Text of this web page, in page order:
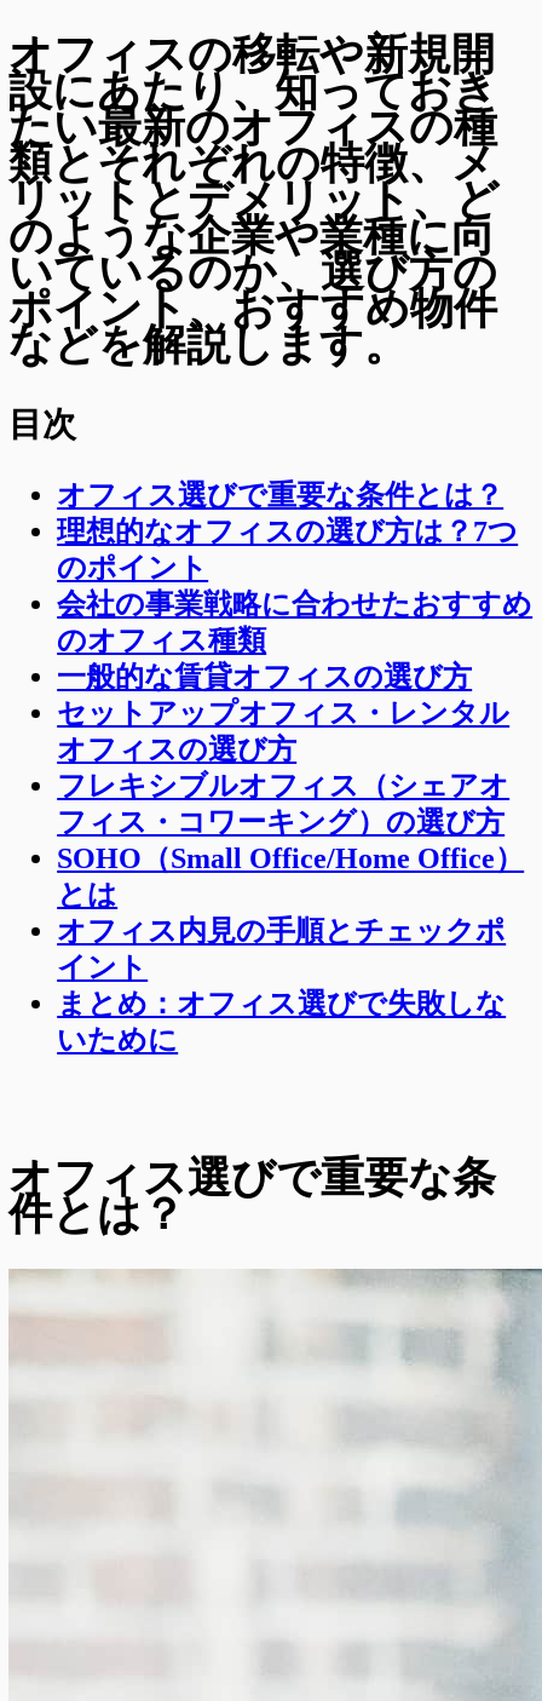
オフィスの移転や新規開
設にあたり、知っておき
たい最新のオフィスの種
類とそれぞれの特徴、メ
リットとデメリット、ど
のような企業や業種に向
いているのか、選び方の
ポイント、おすすめ物件
などを解説します。
目次
オフィス選びで重要な条件とは？
理想的なオフィスの選び方は？7つ
のポイント
会社の事業戦略に合わせたおすすめ
のオフィス種類
一般的な賃貸オフィスの選び方
セットアップオフィス・レンタル
オフィスの選び方
フレキシブルオフィス（シェアオ
フィス・コワーキング）の選び方
SOHO（Small Office/Home Office）
とは
オフィス内見の手順とチェックポ
イント
まとめ：オフィス選びで失敗しな
いために
オフィス選びで重要な条
件とは？